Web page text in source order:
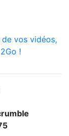
vos vidéos,
!